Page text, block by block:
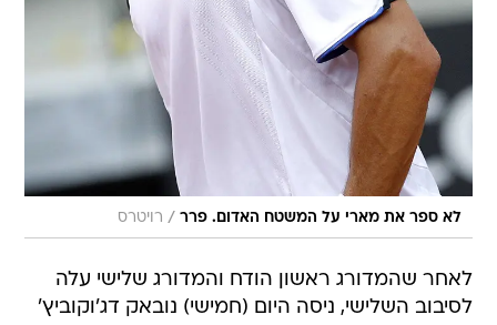
לא ספר את מארי על המשטח האדום. פרר / רויטרס
לאחר שהמדורג ראשון הודח והמדורג שלישי עלה
לסיבוב השלישי, ניסה היום (חמישי) נובאק דג'וקוביץ'